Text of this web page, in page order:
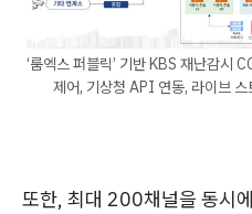
‘룸엑스 퍼블릭’ 기반 KBS 재난감시
제어, 기상청 API 연동, 라이브
또한, 최대 200채널을 동시